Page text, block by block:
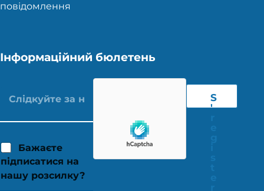
повідомлення
Інформаційний бюлетень
Бажаєте
підписатися на
нашу розсилку?
S
'